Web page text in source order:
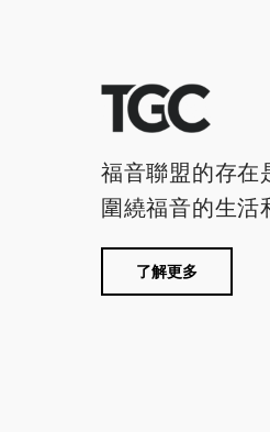
福音聯盟的存在
圍繞福音的生活
了解更多